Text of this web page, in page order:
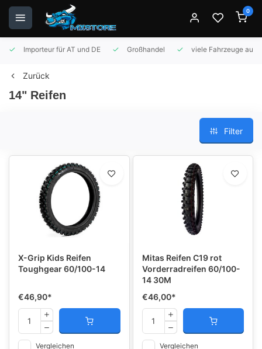
0
Importeur für AT und DE Großhandel viele Fahrzeuge auf
Zurück
14" Reifen
Filter
X-Grip Kids Reifen
Toughgear 60/100-14
€46,90*
Vergleichen
Mitas Reifen C19 rot
Vorderradreifen 60/100-
14 30M
€46,00*
Vergleichen